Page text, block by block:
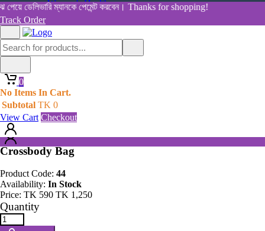
ডেলিভারি ম্যানকে পেমেন্ট করবেন। Thanks for shopping!
Track Order
0
No Items In Cart.
Subtotal TK 0
View Cart Checkout
Women's Health
View All Categories
Shop By Category
Home
0
No Items In Cart.
Subtotal TK0
View Cart
Crossbody Bag
Crossbody Bag
Product Code: 44
Availability: In Stock
Price: TK 590 TK 1,250
Quantity